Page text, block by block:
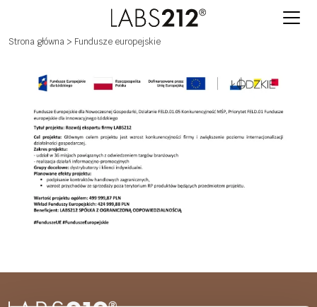
Strona główna > Fundusze europejskie